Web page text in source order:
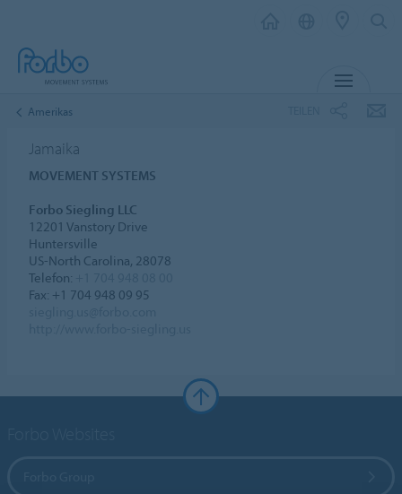
Amerikas
Jamaika
MOVEMENT SYSTEMS
Forbo Siegling LLC
12201 Vanstory Drive
Huntersville
US-North Carolina, 28078
Telefon:
Fax: +1 704 948 09 95